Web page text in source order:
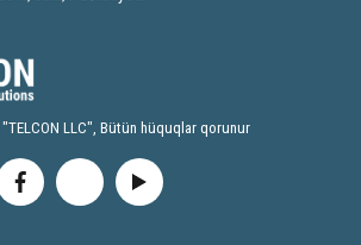
LLC", Bütün hüquqlar qorunur